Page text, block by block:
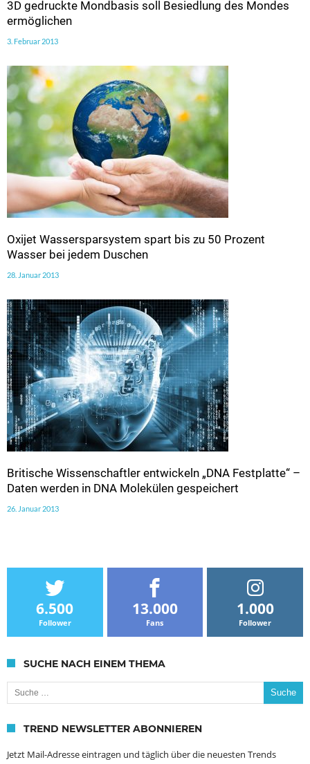
3D gedruckte Mondbasis soll Besiedlung des Mondes
ermöglichen
3. Februar 2013
Oxijet Wassersparsystem spart bis zu 50 Prozent
Wasser bei jedem Duschen
28. Januar 2013
Britische Wissenschaftler entwickeln „DNA Festplatte“ –
Daten werden in DNA Molekülen gespeichert
26. Januar 2013
6.500
Follower
13.000
Fans
1.000
Follower
SUCHE NACH EINEM THEMA
Suche nach:
TREND NEWSLETTER ABONNIEREN
Jetzt Mail-Adresse eintragen und täglich über die neuesten Trends